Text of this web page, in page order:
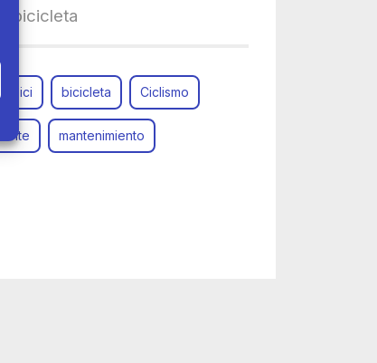
bicicleta
bici bicicleta Ciclismo
mantenimiento